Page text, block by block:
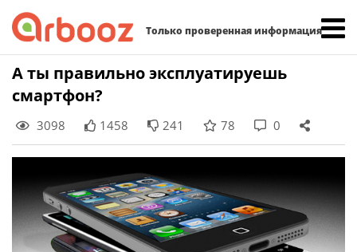
Только проверенная информация
Skip
content
А ты правильно эксплуатируешь
смартфон?
3098 1458 241 78 0
Найти: